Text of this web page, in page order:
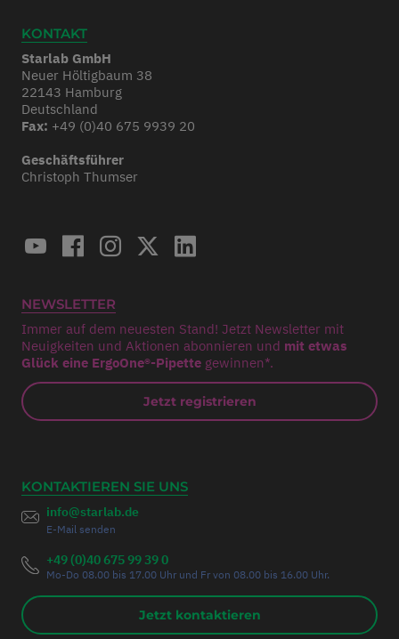
KONTAKT
Starlab GmbH
Neuer Höltigbaum 38
22143 Hamburg
Deutschland
Fax: +49 (0)40 675 9939 20
Geschäftsführer
Christoph Thumser
NEWSLETTER
Immer auf dem neuesten Stand! Jetzt Newsletter mit
Neuigkeiten und Aktionen abonnieren und mit etwas
Glück eine ErgoOne®-Pipette gewinnen*.
Jetzt registrieren
KONTAKTIEREN SIE UNS
info@starlab.de
E-Mail senden
+49 (0)40 675 99 39 0
Mo-Do 08.00 bis 17.00 Uhr und Fr von 08.00 bis 16.00 Uhr.
Jetzt kontaktieren